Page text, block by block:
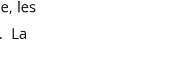
les
La